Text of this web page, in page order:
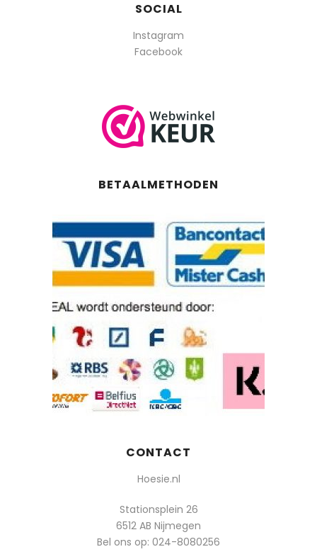
SOCIAL
Instagram
Facebook
BETAALMETHODEN
CONTACT
Hoesie.nl
Stationsplein 26
6512 AB Nijmegen
Bel ons op: 024-8080256